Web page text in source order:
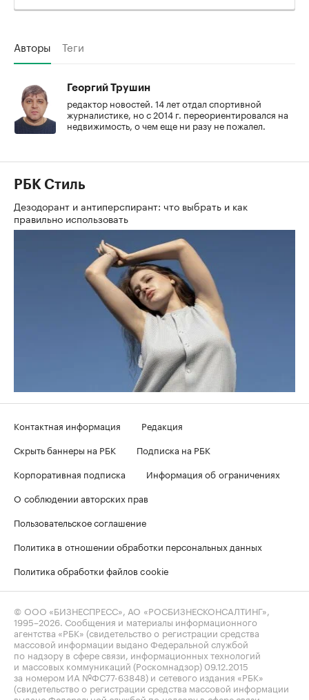
Авторы Теги
Георгий Трушин
редактор новостей. 14 лет отдал спортивной
журналистике, но с 2014 г. переориентировался на
недвижимость, о чем еще ни разу не пожалел.
РБК Стиль
Дезодорант и антиперспирант: что выбрать и как
правильно использовать
Контактная информация
Редакция
Скрыть баннеры на РБК
Подписка на РБК
Корпоративная подписка
Информация об ограничениях
О соблюдении авторских прав
Пользовательское соглашение
Политика в отношении обработки персональных данных
Политика обработки файлов cookie
© ООО «БИЗНЕСПРЕСС», АО «РОСБИЗНЕСКОНСАЛТИНГ»,
1995–2026 . Сообщения и материалы информационного
агентства «РБК» (свидетельство о регистрации средства
массовой информации выдано Федеральной службой
по надзору в сфере связи, информационных технологий
и массовых коммуникаций (Роскомнадзор) 09.12.2015
за номером ИА №ФС77-63848) и сетевого издания «РБК»
(свидетельство о регистрации средства массовой информации